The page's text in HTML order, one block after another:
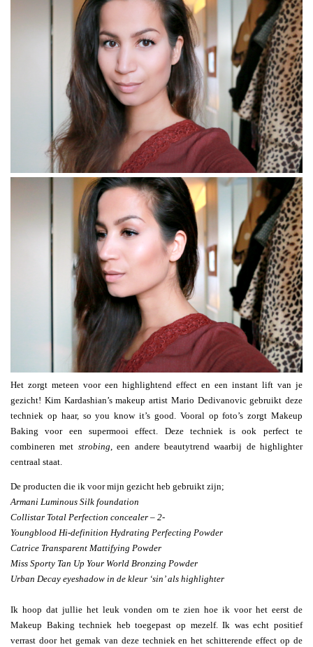
Het zorgt meteen voor een highlightend effect en een instant lift van je
gezicht! Kim Kardashian’s makeup artist Mario Dedivanovic gebruikt deze
techniek op haar, so you know it’s good. Vooral op foto’s zorgt Makeup
Baking voor een supermooi effect. Deze techniek is ook perfect te
combineren met strobing , een andere beautytrend waarbij de highlighter
centraal staat.
De producten die ik voor mijn gezicht heb gebruikt zijn;
Armani Luminous Silk foundation
Collistar Total Perfection concealer – 2-
Youngblood Hi-definition Hydrating Perfecting Powder
Catrice Transparent Mattifying Powder
Miss Sporty Tan Up Your World Bronzing Powder
Urban Decay eyeshadow in de kleur ‘sin’ als highlighter
Ik hoop dat jullie het leuk vonden om te zien hoe ik voor het eerst de
Makeup Baking techniek heb toegepast op mezelf. Ik was echt positief
verrast door het gemak van deze techniek en het schitterende effect op de